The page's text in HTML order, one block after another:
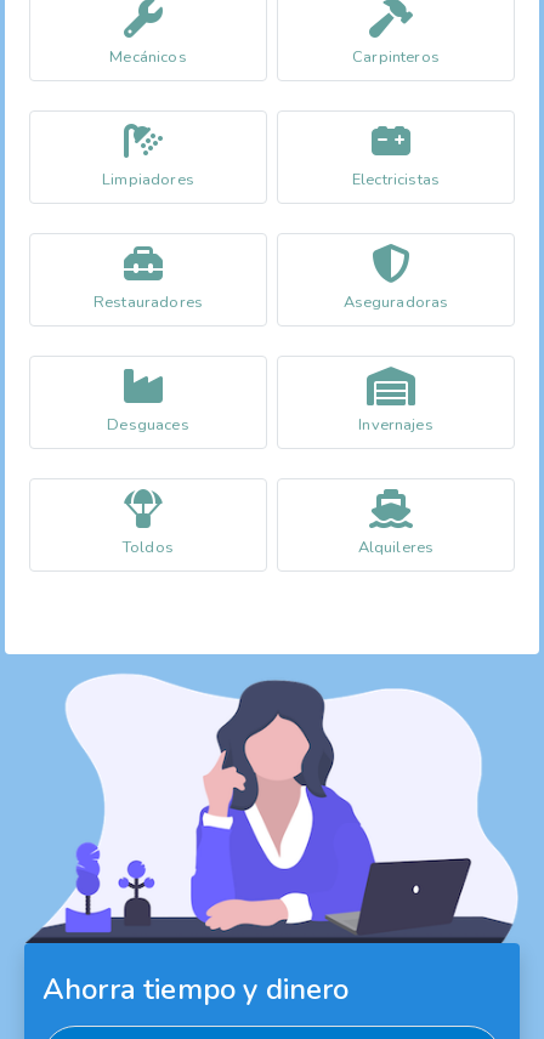
Mecánicos Carpinteros
Limpiadores Electricistas
Restauradores Aseguradoras
Desguaces Invernajes
Toldos Alquileres
Ahorra tiempo y dinero